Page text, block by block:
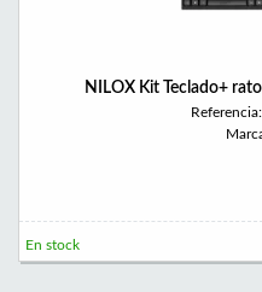
NILOX Kit Teclado+
En stock